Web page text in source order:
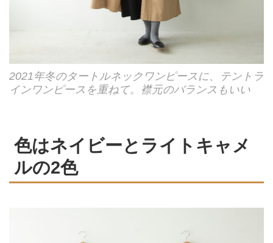
2021年冬のタートルネックワンピースに、テントラ
インワンピースを重ねて。襟元のバランスもいい
色はネイビーとライトキャメ
ルの2色